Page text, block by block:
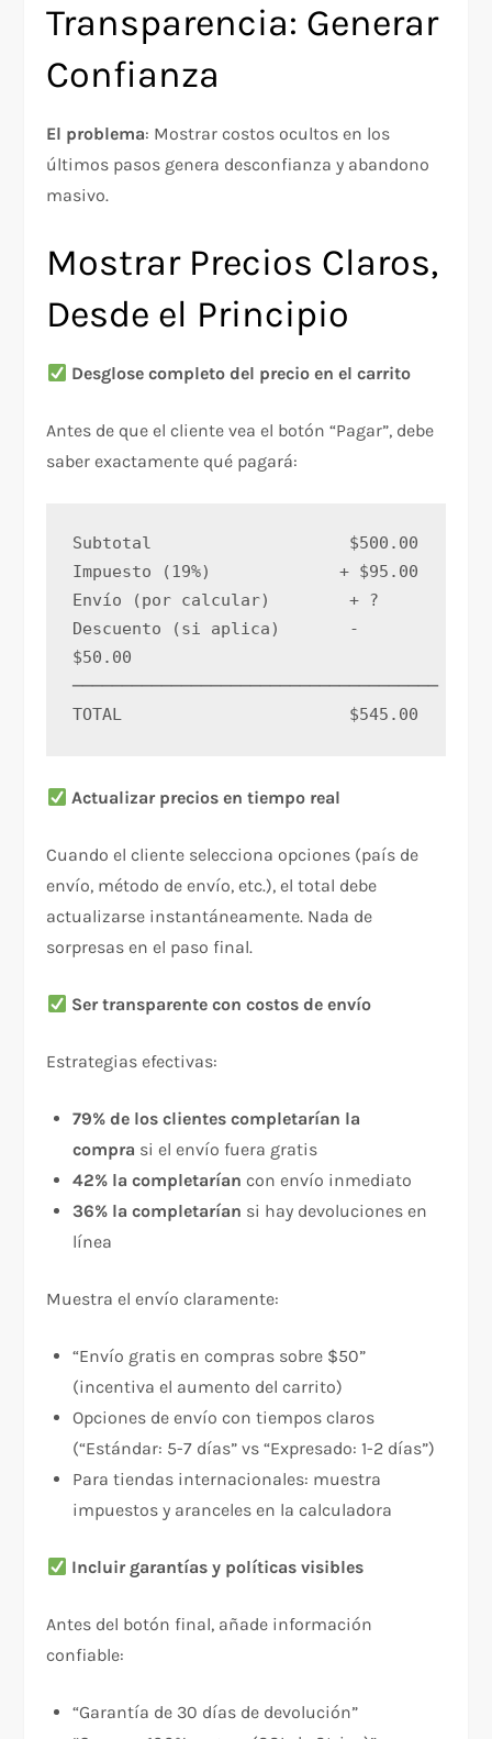
Transparencia: Generar
Confianza
El problema: Mostrar costos ocultos en los
últimos pasos genera desconfianza y abandono
masivo.​
Mostrar Precios Claros,
Desde el Principio
Desglose completo del precio en el carrito
Antes de que el cliente vea el botón “Pagar”, debe
saber exactamente qué pagará:
Subtotal                    $500.00
Impuesto (19%)             + $95.00
Envío (por calcular)        + ?
Descuento (si aplica)       -
$50.00
─────────────────────────────────────
TOTAL                       $545.00
Actualizar precios en tiempo real
Cuando el cliente selecciona opciones (país de
envío, método de envío, etc.), el total debe
actualizarse instantáneamente. Nada de
sorpresas en el paso final.
Ser transparente con costos de envío
Estrategias efectivas:​
79% de los clientes completarían la
compra si el envío fuera gratis
42% la completarían con envío inmediato
36% la completarían si hay devoluciones en
línea
Muestra el envío claramente:
“Envío gratis en compras sobre $50”
(incentiva el aumento del carrito)
Opciones de envío con tiempos claros
(“Estándar: 5-7 días” vs “Expresado: 1-2 días”)
Para tiendas internacionales: muestra
impuestos y aranceles en la calculadora
Incluir garantías y políticas visibles
Antes del botón final, añade información
confiable:​
“Garantía de 30 días de devolución”